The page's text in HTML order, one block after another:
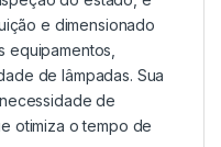
e dimensionado
de lâmpadas. Sua
de
otimiza o tempo de